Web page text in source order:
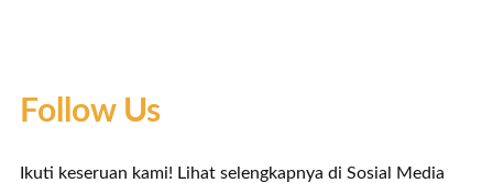
Follow Us
Ikuti keseruan kami! Lihat selengkapnya di Sosial Media